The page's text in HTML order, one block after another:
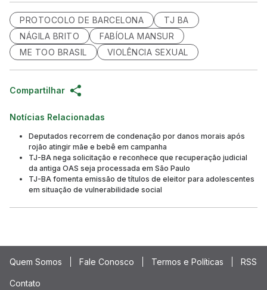
PROTOCOLO DE BARCELONA
TJ BA
NÁGILA BRITO
FABÍOLA MANSUR
ME TOO BRASIL
VIOLÊNCIA SEXUAL
Compartilhar
Notícias Relacionadas
Deputados recorrem de condenação por danos morais após
rojão atingir mãe e bebê em campanha
TJ-BA nega solicitação e reconhece que recuperação judicial
da antiga OAS seja processada em São Paulo
TJ-BA fomenta emissão de títulos de eleitor para adolescentes
em situação de vulnerabilidade social
Quem Somos Fale Conosco Termos e Políticas RSS
Contato